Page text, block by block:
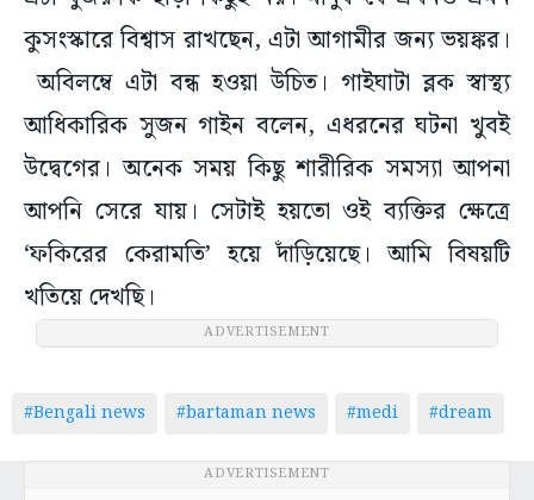
কুসংস্কারে বিশ্বাস রাখছেন, এটা আগামীর জন্য ভয়ঙ্কর।
অবিলম্বে এটা বন্ধ হওয়া উচিত। গাইঘাটা ব্লক স্বাস্থ্য
আধিকারিক সুজন গাইন বলেন, এধরনের ঘটনা খুবই
উদ্বেগের। অনেক সময় কিছু শারীরিক সমস্যা আপনা
আপনি সেরে যায়। সেটাই হয়তো ওই ব্যক্তির ক্ষেত্রে
‘ফকিরের কেরামতি’ হয়ে দাঁড়িয়েছে। আমি বিষয়টি
খতিয়ে দেখছি।
ADVERTISEMENT
#Bengali news #bartaman news #medi #dream
ADVERTISEMENT